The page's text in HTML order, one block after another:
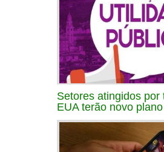
Setores atingidos por
EUA terão novo